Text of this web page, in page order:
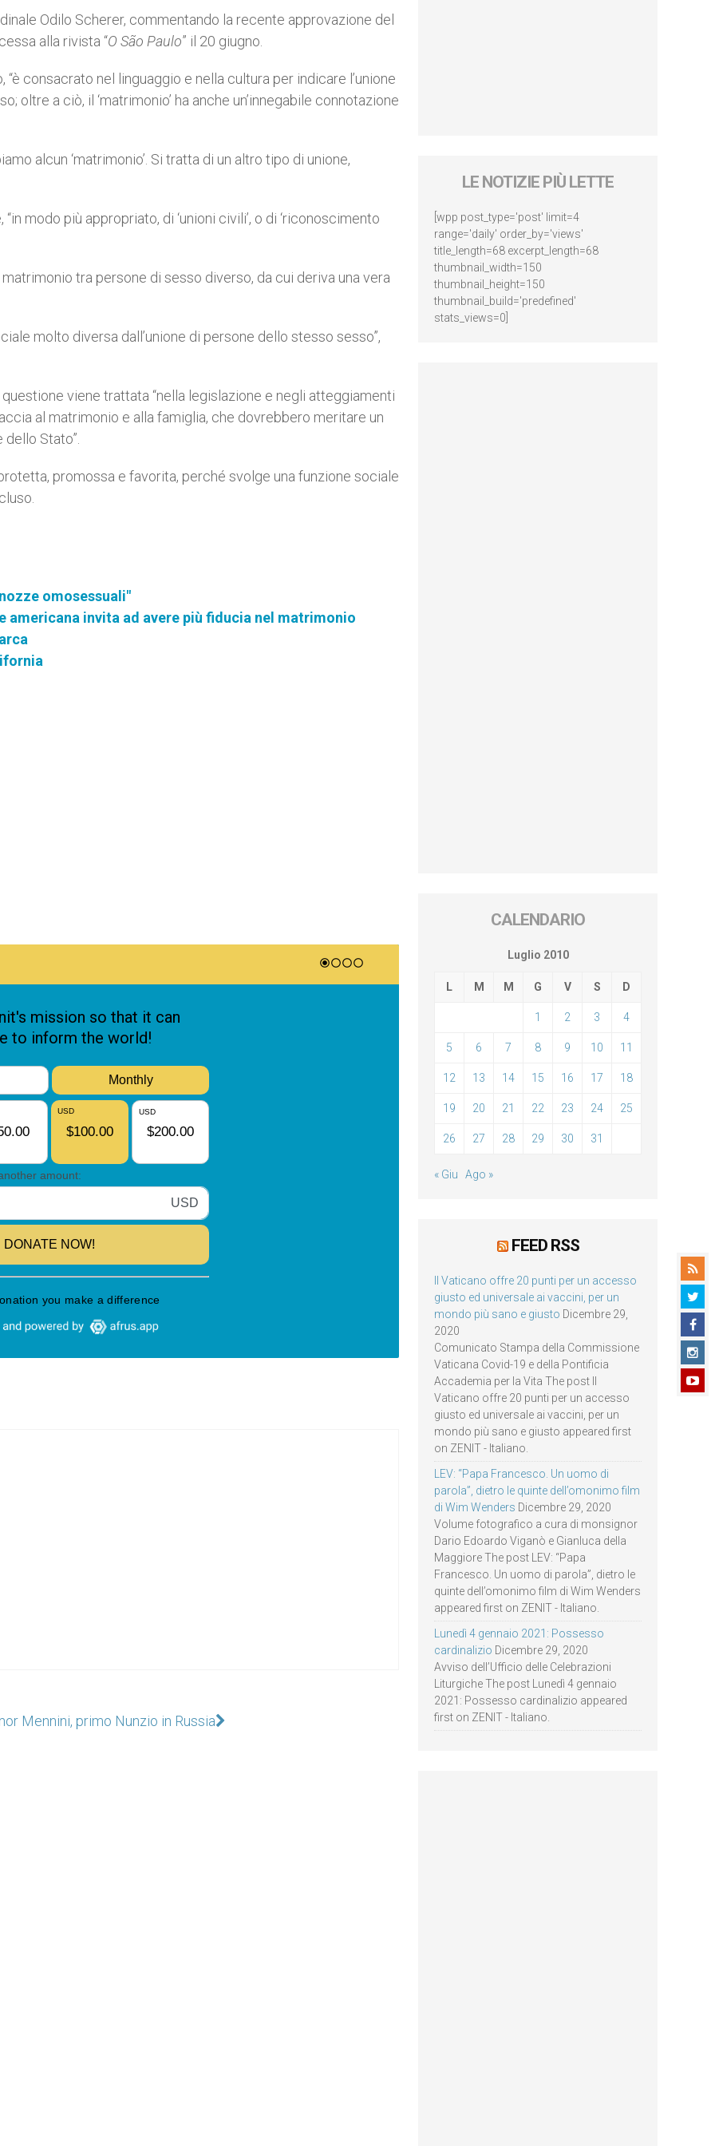
Odilo Scherer, commentando la recente approvazione del
alla rivista “O São Paulo” il 20 giugno.
consacrato nel linguaggio e nella cultura per indicare l’unione
oltre a ciò, il ‘matrimonio’ ha anche un’innegabile connotazione
alcun ‘matrimonio’. Si tratta di un altro tipo di unione,
modo più appropriato, di ‘unioni civili’, o di ‘riconoscimento
tra persone di sesso diverso, da cui deriva una vera
molto diversa dall’unione di persone dello stesso sesso”,
viene trattata “nella legislazione e negli atteggiamenti
al matrimonio e alla famiglia, che dovrebbero meritare un
Stato”.
promossa e favorita, perché svolge una funzione sociale
omosessuali"
americana invita ad avere più fiducia nel matrimonio
Mennini, primo Nunzio in Russia
LE NOTIZIE PIÙ LETTE
[wpp post_type='post' limit=4
range='daily' order_by='views'
title_length=68 excerpt_length=68
thumbnail_width=150
thumbnail_height=150
thumbnail_build='predefined'
stats_views=0]
CALENDARIO
Luglio 2010
L M M G V S D
1 2 3 4
5 6 7 8 9 10 11
12 13 14 15 16 17 18
19 20 21 22 23 24 25
26 27 28 29 30 31
« Giu Ago »
FEED RSS
Il Vaticano offre 20 punti per un accesso
giusto ed universale ai vaccini, per un
mondo più sano e giusto Dicembre 29,
2020
Comunicato Stampa della Commissione
Vaticana Covid-19 e della Pontificia
Accademia per la Vita The post Il
Vaticano offre 20 punti per un accesso
giusto ed universale ai vaccini, per un
mondo più sano e giusto appeared first
on ZENIT - Italiano.
LEV: “Papa Francesco. Un uomo di
parola”, dietro le quinte dell’omonimo film
di Wim Wenders Dicembre 29, 2020
Volume fotografico a cura di monsignor
Dario Edoardo Viganò e Gianluca della
Maggiore The post LEV: “Papa
Francesco. Un uomo di parola”, dietro le
quinte dell’omonimo film di Wim Wenders
appeared first on ZENIT - Italiano.
Lunedì 4 gennaio 2021: Possesso
cardinalizio Dicembre 29, 2020
Avviso dell’Ufficio delle Celebrazioni
Liturgiche The post Lunedì 4 gennaio
2021: Possesso cardinalizio appeared
first on ZENIT - Italiano.